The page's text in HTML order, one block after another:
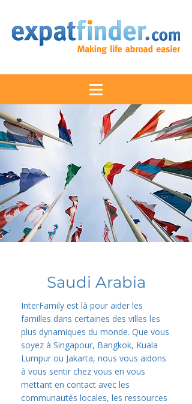
Saudi Arabia
InterFamily est là pour aider les
familles dans certaines des villes les
plus dynamiques du monde. Que vous
soyez à Singapour, Bangkok, Kuala
Lumpur ou Jakarta, nous vous aidons
à vous sentir chez vous en vous
mettant en contact avec les
communautés locales, les ressources